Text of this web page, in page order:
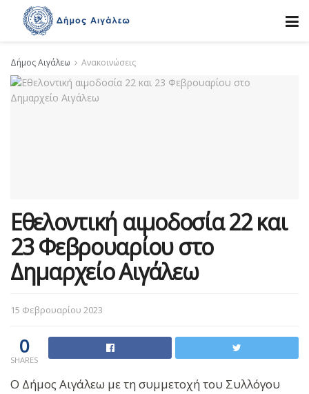
Δήμος Αιγάλεω Ανακοινώσεις
Εθελοντική αιμοδοσία 22 και
23 Φεβρουαρίου στο
Δημαρχείο Αιγάλεω
15 Φεβρουαρίου 2023
0
SHARES
Ο Δήμος Αιγάλεω με τη συμμετοχή του Συλλόγου